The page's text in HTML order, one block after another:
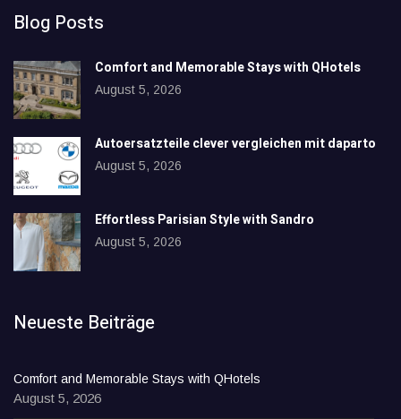
Blog Posts
Comfort and Memorable Stays with QHotels
August 5, 2026
Autoersatzteile clever vergleichen mit daparto
August 5, 2026
Effortless Parisian Style with Sandro
August 5, 2026
Neueste Beiträge
Comfort and Memorable Stays with QHotels
August 5, 2026